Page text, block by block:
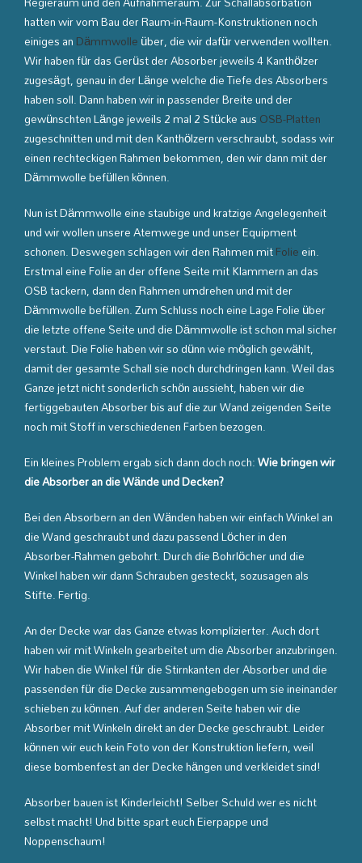
hatten wir vom Bau der Raum-in-Raum-Konstruktionen noch
einiges anDämmwolleüber, die wir dafür verwenden wollten.
Wir haben für das Gerüst der Absorber jeweils 4 Kanthölzer
zugesägt, genau in der Länge welche die Tiefe des Absorbers
haben soll. Dann haben wir in passender Breite und der
gewünschten Länge jeweils 2 mal 2 Stücke ausOSB-Platten
zugeschnitten und mit den Kanthölzern verschraubt, sodass wir
einen rechteckigen Rahmen bekommen, den wir dann mit der
Dämmwolle befüllen können.
Nun ist Dämmwolle eine staubige und kratzige Angelegenheit
und wir wollen unsere Atemwege und unser Equipment
schonen. Deswegen schlagen wir den Rahmen mitFolieein.
Erstmal eine Folie an der offene Seite mit Klammern an das
OSB tackern, dann den Rahmen umdrehen und mit der
Dämmwolle befüllen. Zum Schluss noch eine Lage Folie über
die letzte offene Seite und die Dämmwolle ist schon mal sicher
verstaut. Die Folie haben wir so dünn wie möglich gewählt,
damit der gesamte Schall sie noch durchdringen kann. Weil das
Ganze jetzt nicht sonderlich schön aussieht, haben wir die
fertiggebauten Absorber bis auf die zur Wand zeigenden Seite
noch mit Stoff in verschiedenen Farben bezogen.
Ein kleines Problem ergab sich dann doch noch:Wie bringen wir
die Absorber an die Wände und Decken?
Bei den Absorbern an den Wänden haben wir einfach Winkel an
die Wand geschraubt und dazu passend Löcher in den
Absorber-Rahmen gebohrt. Durch die Bohrlöcher und die
Winkel haben wir dann Schrauben gesteckt, sozusagen als
Stifte. Fertig.
An der Decke war das Ganze etwas komplizierter. Auch dort
haben wir mit Winkeln gearbeitet um die Absorber anzubringen.
Wir haben die Winkel für die Stirnkanten der Absorber und die
passenden für die Decke zusammengebogen um sie ineinander
schieben zu können. Auf der anderen Seite haben wir die
Absorber mit Winkeln direkt an der Decke geschraubt. Leider
können wir euch kein Foto von der Konstruktion liefern, weil
diese bombenfest an der Decke hängen und verkleidet sind!
Absorber bauen ist Kinderleicht! Selber Schuld wer es nicht
selbst macht! Und bitte spart euch Eierpappe und
Noppenschaum!